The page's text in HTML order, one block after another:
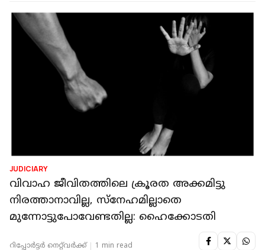
JUDICIARY
വിവാഹ ജീവിതത്തിലെ ക്രൂരത അക്കമിട്ടു
നിരത്താനാവില്ല, സ്നേഹമില്ലാതെ
മുന്നോട്ടുപോവേണ്ടതില്ല: ഹൈക്കോടതി
റിപ്പോർട്ടർ നെറ്റ്‌വര്‍ക്ക്‌ 1 min read